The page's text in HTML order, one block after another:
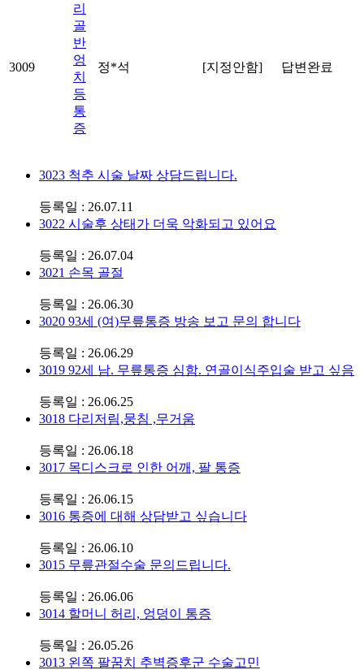
3009
리
골
반
엉
치
등
통
증
정*석 [지정안함] 답변완료
3023 척추 시술 날짜 상담드립니다.
등록일 : 26.07.11
3022 시술후 상태가 더욱 악화되고 있어요
등록일 : 26.07.04
3021 손목 골절
등록일 : 26.06.30
3020 93세 (여)무릎통증 방송 보고 문의 합니다
등록일 : 26.06.29
3019 92세 남. 무릎통증 심함. 연골이식주입술 받고 싶음
등록일 : 26.06.25
3018 다리저림,뭉침 ,무거움
등록일 : 26.06.18
3017 목디스크로 인한 어깨, 팔 통증
등록일 : 26.06.15
3016 통증에 대해 상담받고 싶습니다
등록일 : 26.06.10
3015 무릎관절수술 문의드립니다.
등록일 : 26.06.06
3014 할머니 허리, 엉덩이 통증
등록일 : 26.05.26
3013 왼쪽 팔꿈치 추벽증후군 수술고민